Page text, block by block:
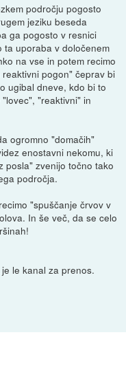
področju pogosto
jeziku beseda
ga pogosto v resnici
ta uporaba v določenem
na vse in potem recimo
pogon" čeprav bi
ugibal dneve, kdo bi to
"reaktivni" in
ogromno "domačih"
enostavni nekomu, ki
posla" zvenijo točno tako
področja.
"spuščanje črvov v
In še več, da se celo
le kanal za prenos.